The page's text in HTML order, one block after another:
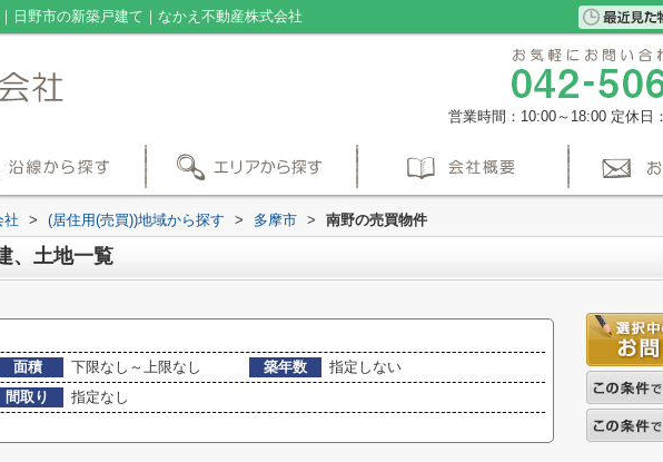
日野市の新築戸建て｜なかえ不動産株式会社
営業時間：10:00～18:00 定休日
社 > (居住用(売買))地域から探す > 多摩市 > 南野の売買物件
、土地一覧
面積 下限なし～上限なし 築年数
指定しない
間取り
指定なし